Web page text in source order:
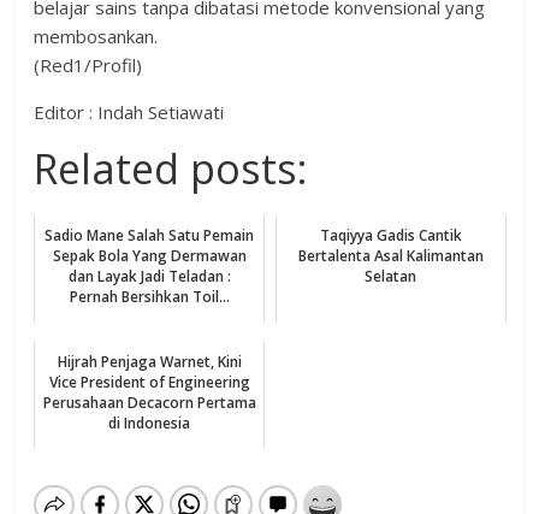
belajar sains tanpa dibatasi metode konvensional yang
membosankan.
(Red1/Profil)
Editor : Indah Setiawati
Related posts:
Sadio Mane Salah Satu Pemain
Sepak Bola Yang Dermawan
dan Layak Jadi Teladan :
Pernah Bersihkan Toil...
Taqiyya Gadis Cantik
Bertalenta Asal Kalimantan
Selatan
Hijrah Penjaga Warnet, Kini
Vice President of Engineering
Perusahaan Decacorn Pertama
di Indonesia